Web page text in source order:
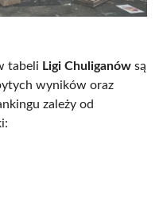
tabeli Ligi Chuliganów są
wyników oraz
zależy od